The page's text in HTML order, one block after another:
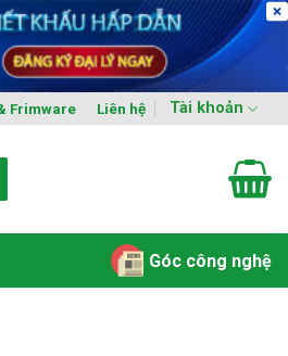
Frimware Liên hệ Tài khoản
Góc công nghệ